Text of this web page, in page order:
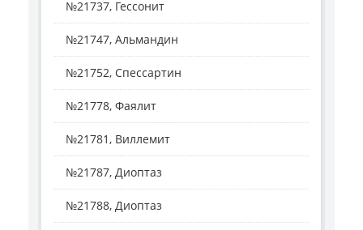
№21737, Гессонит
№21747, Альмандин
№21752, Спессартин
№21778, Фаялит
№21781, Виллемит
№21787, Диоптаз
№21788, Диоптаз